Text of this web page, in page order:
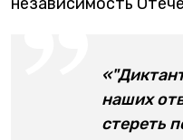
наших
стереть